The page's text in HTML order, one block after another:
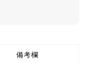
備考欄